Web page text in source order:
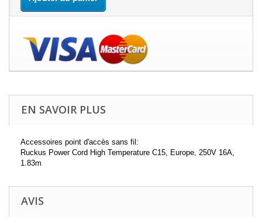
EN SAVOIR PLUS
Accessoires point d'accès sans fil:
Ruckus Power Cord High Temperature C15, Europe, 250V 16A,
1.83m
AVIS